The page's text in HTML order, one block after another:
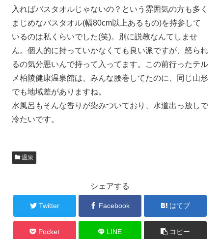
入ればバスタオルじゃないの？という雰囲気の方も多く
まじめなバスタオル(幅80cm以上あるもの)を持参して
いるのは私くらいでした(笑)。別に説教なんてしませ
ん。個人的に持っていかなくても良い派ですが、怒られ
るの気分悪いんで持って入ってます。この前行ったテル
メ柏陵健康温泉館は、みんな腰巻してたのに、同じ山形
でも地域差がありますね。
水風呂もそんな香りが染みついており、水道出っ放しで
冷たいです。
温泉
シェアする
Twitter Facebook はてブ
Pocket LINE コピー